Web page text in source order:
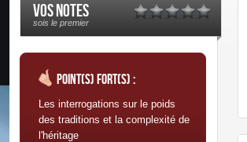
Vos notes
sois le premier
Point(s) fort(s) :
Les interrogations sur le poids
des traditions et la complexité de
l'héritage